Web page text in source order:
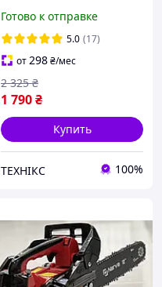
Готово к отправке
5.0 (17)
от298₴/мес
1 790₴
2 325 ₴
Купить
ТЕХНІКС 100%